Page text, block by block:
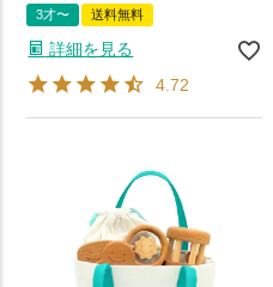
3才〜 送料無料
詳細を見る
4.72